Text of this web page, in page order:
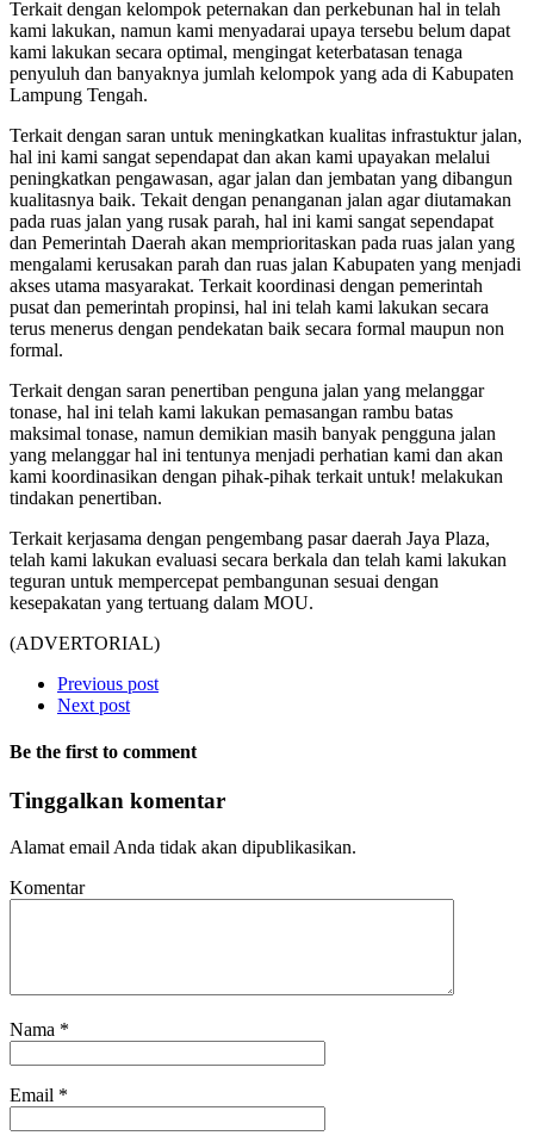
Terkait dengan kelompok peternakan dan perkebunan hal in telah
kami lakukan, namun kami menyadarai upaya tersebu belum dapat
kami lakukan secara optimal, mengingat keterbatasan tenaga
penyuluh dan banyaknya jumlah kelompok yang ada di Kabupaten
Lampung Tengah.
Terkait dengan saran untuk meningkatkan kualitas infrastuktur jalan,
hal ini kami sangat sependapat dan akan kami upayakan melalui
peningkatkan pengawasan, agar jalan dan jembatan yang dibangun
kualitasnya baik. Tekait dengan penanganan jalan agar diutamakan
pada ruas jalan yang rusak parah, hal ini kami sangat sependapat
dan Pemerintah Daerah akan memprioritaskan pada ruas jalan yang
mengalami kerusakan parah dan ruas jalan Kabupaten yang menjadi
akses utama masyarakat. Terkait koordinasi dengan pemerintah
pusat dan pemerintah propinsi, hal ini telah kami lakukan secara
terus menerus dengan pendekatan baik secara formal maupun non
formal.
Terkait dengan saran penertiban penguna jalan yang melanggar
tonase, hal ini telah kami lakukan pemasangan rambu batas
maksimal tonase, namun demikian masih banyak pengguna jalan
yang melanggar hal ini tentunya menjadi perhatian kami dan akan
kami koordinasikan dengan pihak-pihak terkait untuk! melakukan
tindakan penertiban.
Terkait kerjasama dengan pengembang pasar daerah Jaya Plaza,
telah kami lakukan evaluasi secara berkala dan telah kami lakukan
teguran untuk mempercepat pembangunan sesuai dengan
kesepakatan yang tertuang dalam MOU.
(ADVERTORIAL)
Previous post
Next post
Be the first to comment
Tinggalkan komentar
Alamat email Anda tidak akan dipublikasikan.
Komentar
Nama *
Email *